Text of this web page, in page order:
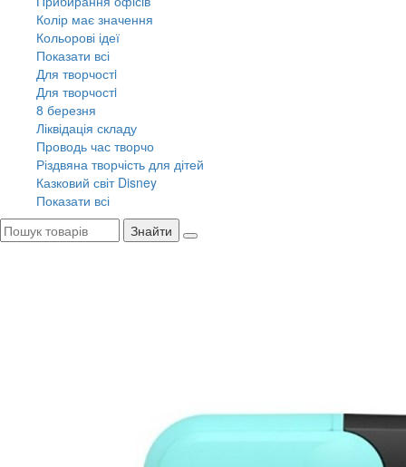
Колір має значення
Кольорові ідеї
Показати всі
Для творчостi
Для творчостi
8 березня
Ліквідація складу
Проводь час творчо
Різдвяна творчість для дітей
Казковий світ Disney
Показати всі
Знайти